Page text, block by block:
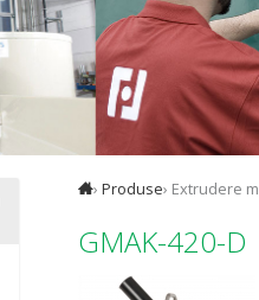
› Produse› Extrudere
GMAK-420-D